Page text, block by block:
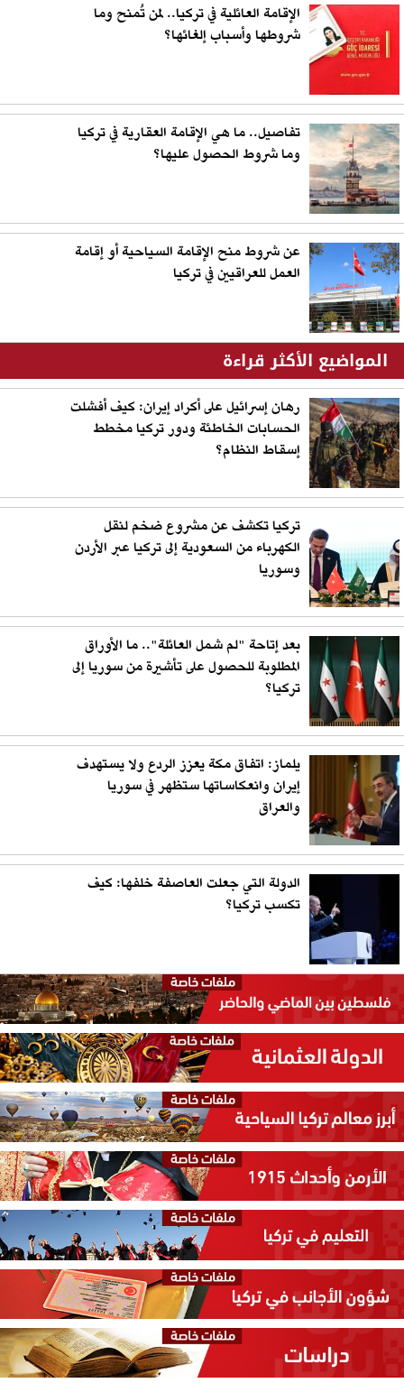
الإقامة العائلية في تركيا.. لمن تُمنح وما
شروطها وأسباب إلغائها؟
تفاصيل.. ما هي الإقامة العقارية في تركيا
وما شروط الحصول عليها؟
عن شروط منح الإقامة السياحية أو إقامة
العمل للعراقيين في تركيا
المواضيع الأكثر قراءة
رهان إسرائيل على أكراد إيران: كيف أفشلت
الحسابات الخاطئة ودور تركيا مخطط
إسقاط النظام؟
تركيا تكشف عن مشروع ضخم لنقل
الكهرباء من السعودية إلى تركيا عبر الأردن
وسوريا
بعد إتاحة "لم شمل العائلة".. ما الأوراق
المطلوبة للحصول على تأشيرة من سوريا إلى
تركيا؟
يلماز: اتفاق مكة يعزز الردع ولا يستهدف
إيران وانعكاساتها ستظهر في سوريا
والعراق
الدولة التي جعلت العاصفة خلفها: كيف
تكسب تركيا؟